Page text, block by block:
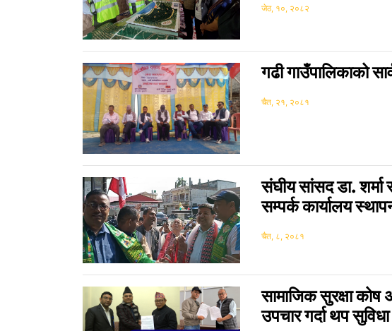
जेठ, १०, २०८२
गढी गाउँपालिकाको
चैत, २१, २०८१
संघीय सांसद डा.
सम्पर्क कार्यालय
चैत, ८, २०८१
सामाजिक सुरक्षा कोष
उपचार गर्दा थप सुविधा